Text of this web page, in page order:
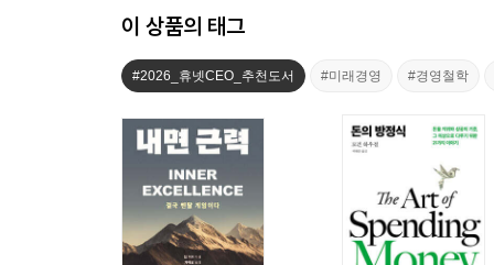
이 상품의 태그
#2026_휴넷CEO_추천도서 #미래경영 #경영철학